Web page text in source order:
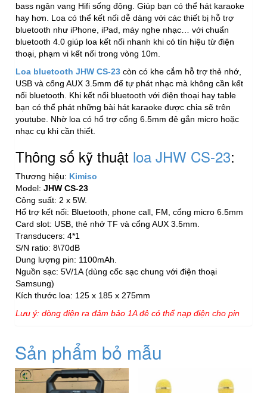
bass ngân vang Hifi sống động. Giúp bạn có thể hát karaoke
hay hơn. Loa có thể kết nối dễ dàng với các thiết bị hỗ trợ
bluetooth như iPhone, iPad, máy nghe nhạc… với chuẩn
bluetooth 4.0 giúp loa kết nối nhanh khi có tín hiệu từ điện
thoại, phạm vi kết nối trong vòng 10m.
Loa bluetooth JHW CS-23 còn có khe cắm hỗ trợ thẻ nhớ,
USB và cổng AUX 3.5mm để tự phát nhạc mà không cần kết
nối bluetooth. Khi kết nối bluetooth với điện thoại hay table
bạn có thể phát những bài hát karaoke được chia sẽ trên
youtube. Nhờ loa có hổ trợ cổng 6.5mm đê gắn micro hoặc
nhạc cụ khi cần thiết.
Thông số kỹ thuật loa JHW CS-23:
Thương hiệu: Kimiso
Model: JHW CS-23
Công suất: 2 x 5W.
Hổ trợ kết nối: Bluetooth, phone call, FM, cổng micro 6.5mm
Card slot: USB, thẻ nhớ TF và cổng AUX 3.5mm.
Transducers: 4*1
S/N ratio: 8\70dB
Dung lượng pin: 1100mAh.
Nguồn sạc: 5V/1A (dùng cốc sạc chung với điện thoại
Samsung)
Kích thước loa: 125 x 185 x 275mm
Lưu ý: dòng điện ra đảm bảo 1A đê có thể nạp điện cho pin
Sản phẩm bỏ mẫu